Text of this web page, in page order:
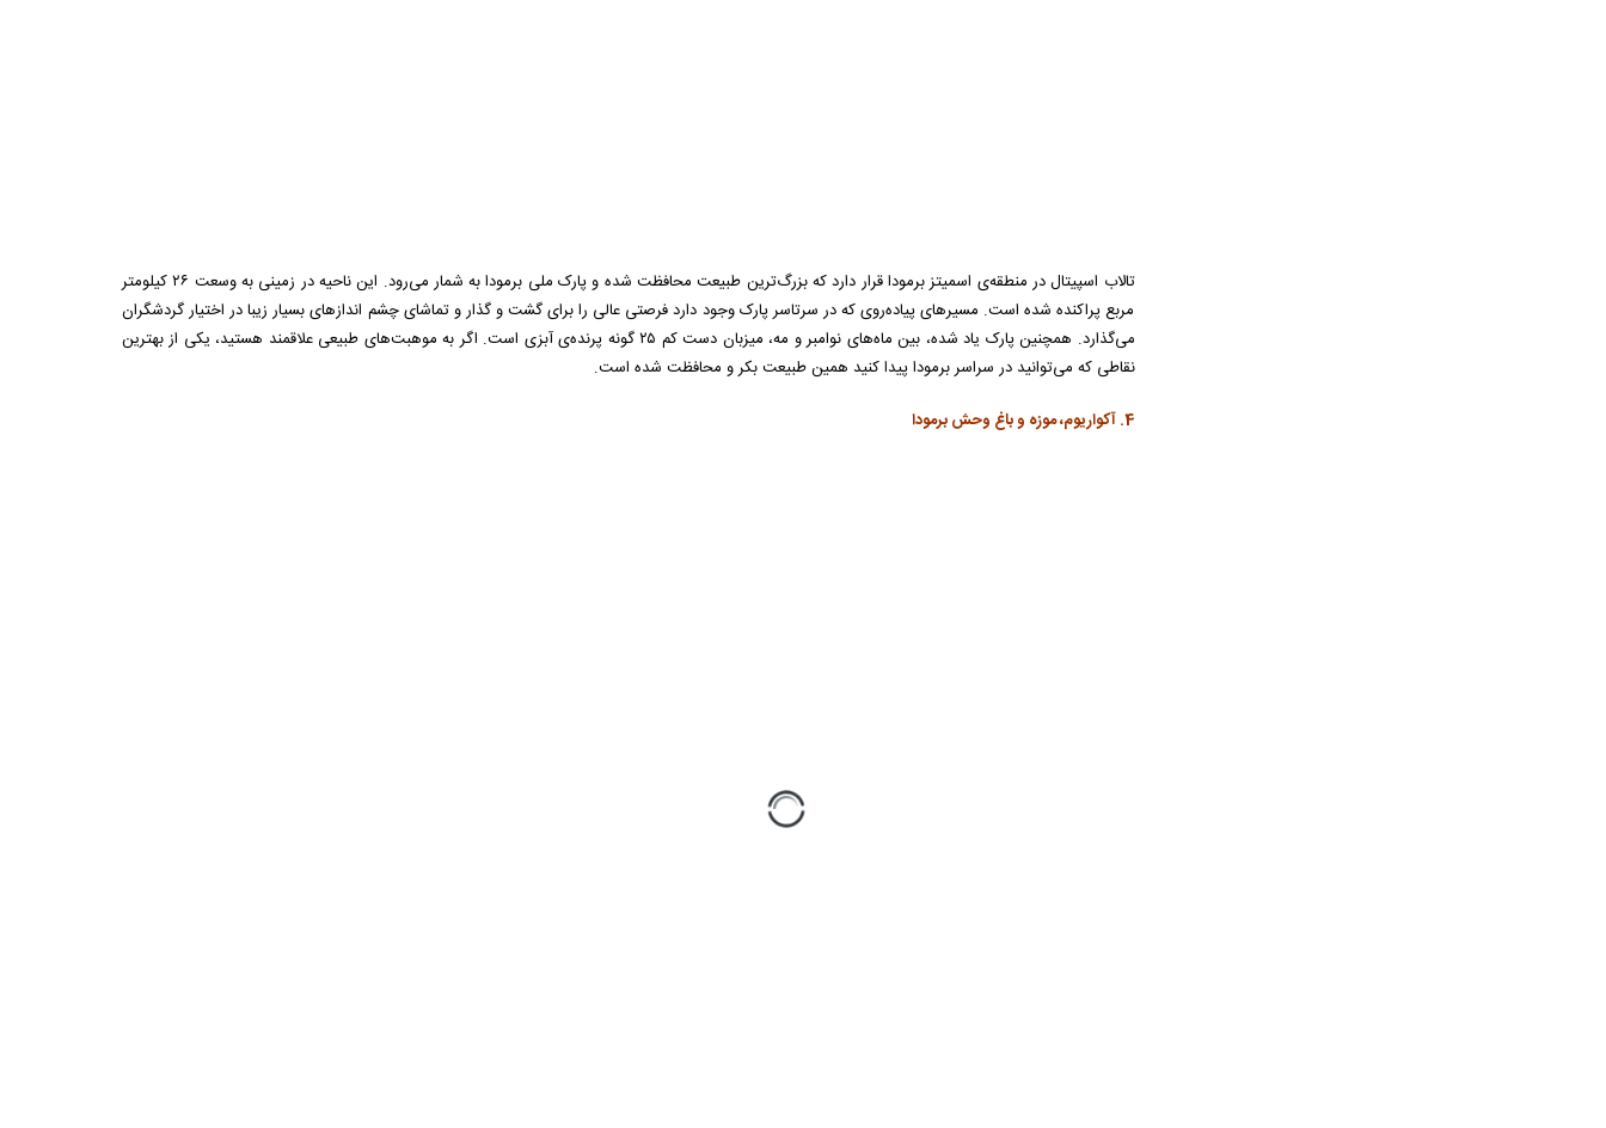
تالاب اسپیتال در منطقه‌ی اسمیتز برمودا قرار دارد که بزرگ‌ترین طبیعت محافظت شده و پارک ملی برمودا به شمار می‌رود. این ناحیه در زمینی به وسعت ۲۶ کیلومتر
مربع پراکنده شده است. مسیرهای پیاده‌روی که در سرتاسر پارک وجود دارد فرصتی عالی را برای گشت و گذار و تماشای چشم اندازهای بسیار زیبا در اختیار گردشگران
می‌گذارد. همچنین پارک یاد شده، بین ماه‌های نوامبر و مه، میزبان دست کم ۲۵ گونه پرنده‌ی آبزی است. اگر به موهبت‌های طبیعی علاقمند هستید، یکی از بهترین
نقاطی که می‌توانید در سراسر برمودا پیدا کنید همین طبیعت بکر و محافظت شده است.
4. آکواریوم، موزه و باغ وحش برمودا